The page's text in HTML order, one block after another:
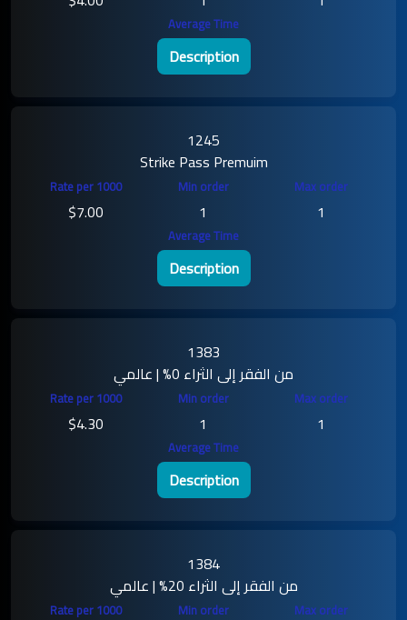
Description
1245
Strike Pass Premuim
$7.00
1 1
Description
1383
من الفقر إلى الثراء 0% | عالمي
$4.30
1 1
Description
1384
من الفقر إلى الثراء 20% | عالمي